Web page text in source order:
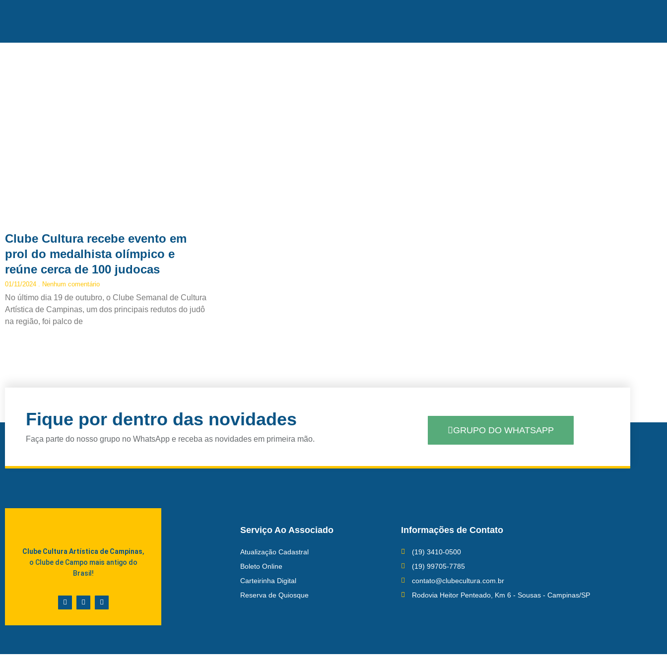
Clube Cultura recebe evento em
prol do medalhista olímpico e
reúne cerca de 100 judocas
01/11/2024 Nenhum comentário
No último dia 19 de outubro, o Clube Semanal de Cultura
Artística de Campinas, um dos principais redutos do judô
na região, foi palco de
Fique por dentro das novidades
Faça parte do nosso grupo no WhatsApp e receba as novidades em primeira mão.
GRUPO DO WHATSAPP
Clube Cultura Artística de Campinas,
o Clube de Campo mais antigo do
Brasil!
Serviço Ao Associado
Atualização Cadastral
Boleto Online
Carteirinha Digital
Reserva de Quiosque
Informações de Contato
(19) 3410-0500
(19) 99705-7785
contato@clubecultura.com.br
Rodovia Heitor Penteado, Km 6 - Sousas - Campinas/SP